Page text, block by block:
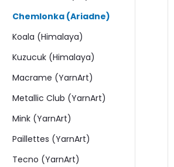
Chemlonka (Ariadne)
Koala (Himalaya)
Kuzucuk (Himalaya)
Macrame (YarnArt)
Metallic Club (YarnArt)
Mink (YarnArt)
Paillettes (YarnArt)
Tecno (YarnArt)